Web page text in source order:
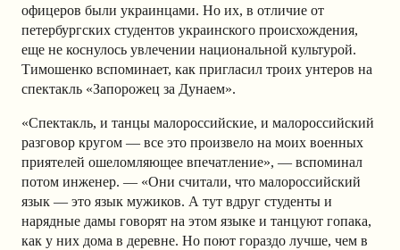
офицеров были украинцами. Но их, в отличие от
петербургских студентов украинского происхождения,
еще не коснулось увлечении национальной культурой.
Тимошенко вспоминает, как пригласил троих унтеров на
спектакль «Запорожец за Дунаем».
«Спектакль, и танцы малороссийские, и малороссийский
разговор кругом — все это произвело на моих военных
приятелей ошеломляющее впечатление», — вспоминал
потом инженер. — «Они считали, что малороссийский
язык — это язык мужиков. А тут вдруг студенты и
нарядные дамы говорят на этом языке и танцуют гопака,
как у них дома в деревне. Но поют гораздо лучше, чем в